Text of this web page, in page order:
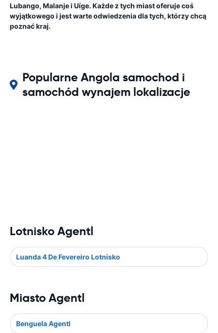
Lubango, Malanje i Uíge. Każde z tych miast oferuje coś
wyjątkowego i jest warte odwiedzenia dla tych, którzy chcą
poznać kraj.
Popularne Angola samochod i
samochód wynajem lokalizacje
Lotnisko Agentl
Luanda 4 De Fevereiro Lotnisko
Miasto Agentl
Benguela Agentl